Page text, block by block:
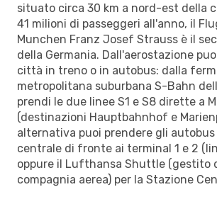
situato circa 30 km a nord-est della
41 milioni di passeggeri all'anno, il
Munchen Franz Josef Strauss è il
della Germania. Dall'aerostazione
città in treno o in autobus: dalla
metropolitana suburbana S-Bahn
prendi le due linee S1 e S8 dirette a
(destinazioni Hauptbahnhof e
alternativa puoi prendere gli autobus
centrale di fronte ai terminal 1 e 2
oppure il Lufthansa Shuttle (gestito
compagnia aerea) per la Stazione